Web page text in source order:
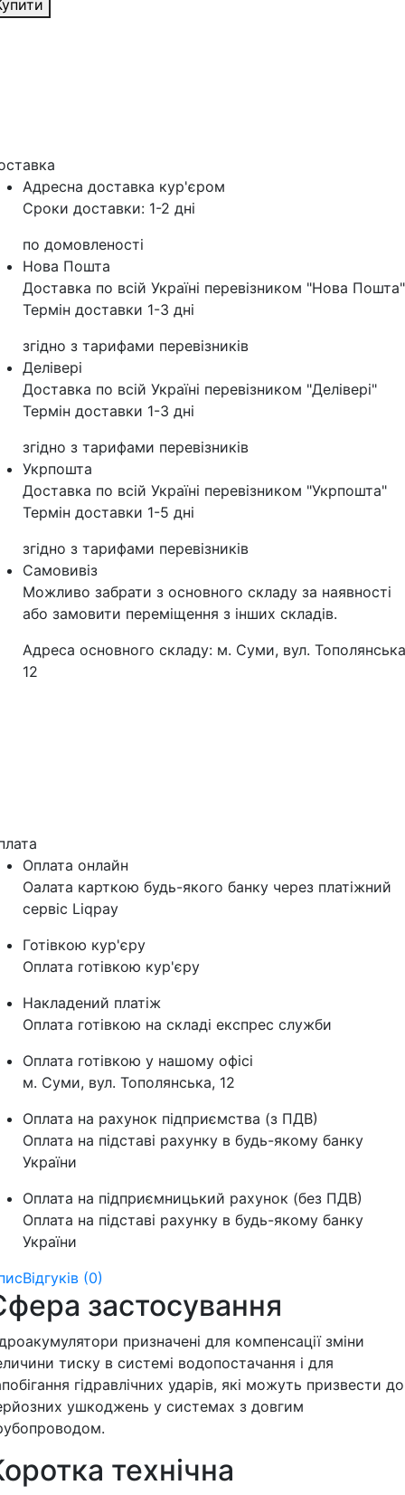
Адресна доставка кур'‎єром
Сроки доставки: 1-2 дні
по домовленості
Нова Пошта
Доставка по всій Україні перевізником "Нова Пошта"
Термін доставки 1-3 дні
згідно з тарифами перевізників
Делівері
Доставка по всій Україні перевізником "Делівері"
Термін доставки 1-3 дні
згідно з тарифами перевізників
Укрпошта
Доставка по всій Україні перевізником "Укрпошта"
Термін доставки 1-5 дні
згідно з тарифами перевізників
Самовивіз
Можливо забрати з основного складу за наявності
або замовити переміщення з інших складів.
Адреса основного складу: м. Суми, вул.
12
Оплата онлайн
Оалата карткою будь-якого банку через платіжний
сервіс Liqpay
Готівкою кур'єру
Оплата готівкою кур'єру
Накладений платіж
Оплата готівкою на складі експрес служби
Оплата готівкою у нашому офісі
м. Суми, вул. Тополянська, 12
Оплата на рахунок підприємства (з ПДВ)
Оплата на підставі рахунку в будь-якому банку
України
Оплата на підприємницький рахунок (без ПДВ)
Оплата на підставі рахунку в будь-якому банку
України
Відгуків (0)
застосування
призначені для компенсації зміни
тиску в системі водопостачання і для
гідравлічних ударів, які можуть призвести до
ушкоджень у системах з довгим
технічна